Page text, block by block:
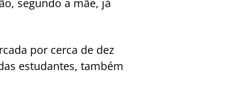
por cerca de dez
estudantes, também